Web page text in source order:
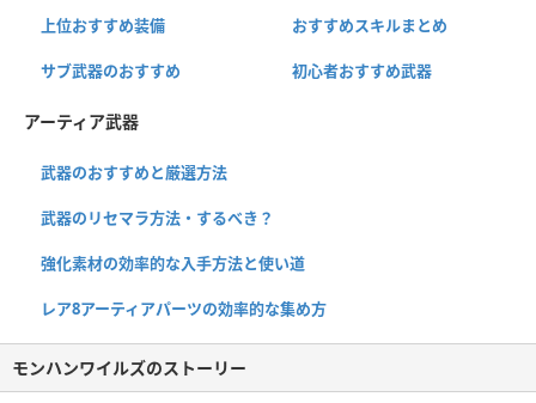
上位おすすめ装備 おすすめスキルまとめ
サブ武器のおすすめ 初心者おすすめ武器
アーティア武器
武器のおすすめと厳選方法
武器のリセマラ方法・するべき？
強化素材の効率的な入手方法と使い道
レア8アーティアパーツの効率的な集め方
モンハンワイルズのストーリー